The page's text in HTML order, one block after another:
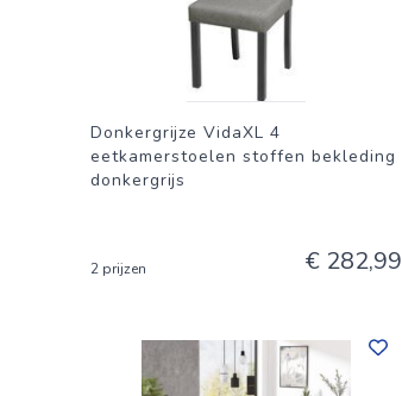
Donkergrijze VidaXL 4
eetkamerstoelen stoffen bekleding
donkergrijs
2 prijzen € 282,99